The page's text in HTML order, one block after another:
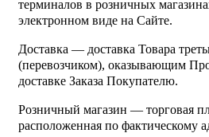
терминалов в розничных
электронном виде на Сайте.
Доставка — доставка Товара
(перевозчиком), оказывающим
доставке Заказа Покупателю.
Розничный магазин — торговая
расположенная по фактическому